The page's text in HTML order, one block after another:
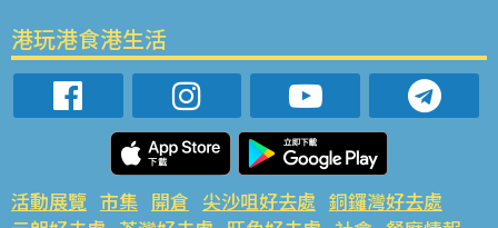
港玩港食港生活
活動展覽 市集 開倉 尖沙咀好去處 銅鑼灣好去處